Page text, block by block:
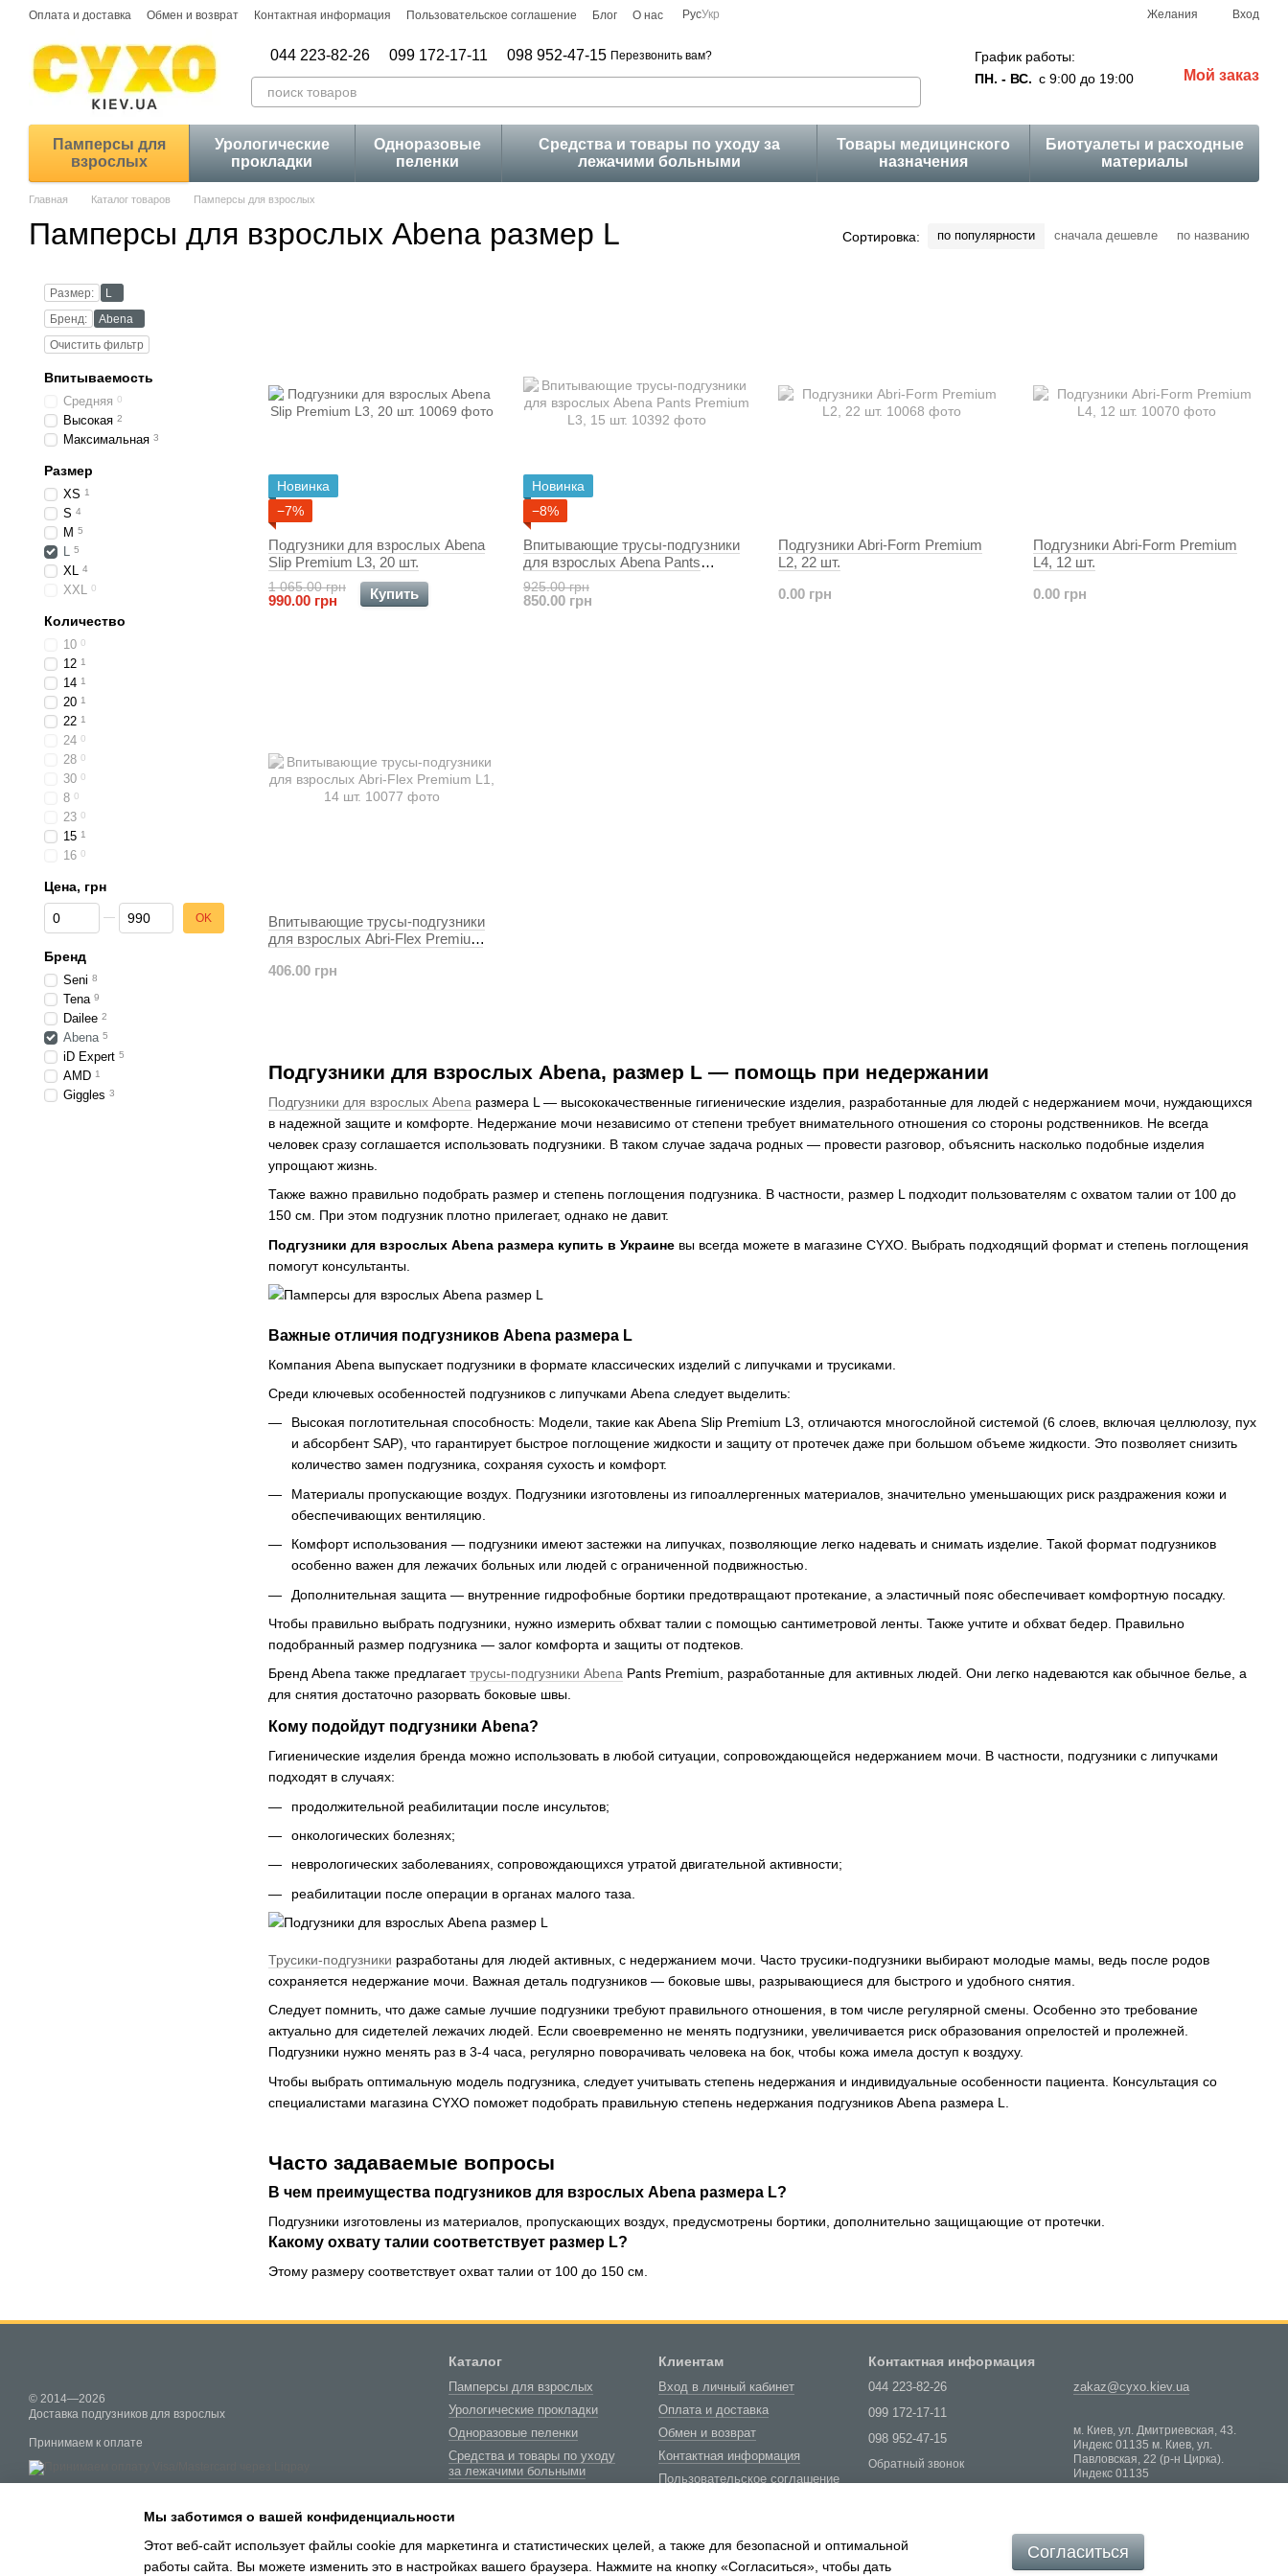
Перейти к основному контенту
Оплата и доставка Обмен и возврат Контактная информация Пользовательское соглашение Блог О нас РусУкр Желания Вход
044 223-82-26 099 172-17-11 098 952-47-15 Перезвонить вам?
График работы:
ПН. - ВС. с 9:00 до 19:00 Мой заказ
Памперсы для
взрослых
Урологические
прокладки
Одноразовые
пеленки
Средства и товары по уходу за
лежачими больными
Товары медицинского
назначения
Биотуалеты и расходные
материалы
Главная Каталог товаров Памперсы для взрослых
Памперсы для взрослых Abena размер L Сортировка: по популярности сначала дешевле по названию
Подгузники для взрослых Abena, размер L — помощь при недержании
Подгузники для взрослых Abena размера L — высококачественные гигиенические изделия, разработанные для людей с недержанием мочи, нуждающихся
в надежной защите и комфорте. Недержание мочи независимо от степени требует внимательного отношения со стороны родственников. Не всегда
человек сразу соглашается использовать подгузники. В таком случае задача родных — провести разговор, объяснить насколько подобные изделия
упрощают жизнь.
Также важно правильно подобрать размер и степень поглощения подгузника. В частности, размер L подходит пользователям с охватом талии от 100 до
150 см. При этом подгузник плотно прилегает, однако не давит.
Подгузники для взрослых Abena размера купить в Украине вы всегда можете в магазине CYXO. Выбрать подходящий формат и степень поглощения
помогут консультанты.
Важные отличия подгузников Abena размера L
Компания Abena выпускает подгузники в формате классических изделий с липучками и трусиками.
Среди ключевых особенностей подгузников с липучками Abena следует выделить:
Высокая поглотительная способность: Модели, такие как Abena Slip Premium L3, отличаются многослойной системой (6 слоев, включая целлюлозу, пух
и абсорбент SAP), что гарантирует быстрое поглощение жидкости и защиту от протечек даже при большом объеме жидкости. Это позволяет снизить
количество замен подгузника, сохраняя сухость и комфорт.
Материалы пропускающие воздух. Подгузники изготовлены из гипоаллергенных материалов, значительно уменьшающих риск раздражения кожи и
обеспечивающих вентиляцию.
Комфорт использования — подгузники имеют застежки на липучках, позволяющие легко надевать и снимать изделие. Такой формат подгузников
особенно важен для лежачих больных или людей с ограниченной подвижностью.
Дополнительная защита — внутренние гидрофобные бортики предотвращают протекание, а эластичный пояс обеспечивает комфортную посадку.
Чтобы правильно выбрать подгузники, нужно измерить обхват талии с помощью сантиметровой ленты. Также учтите и обхват бедер. Правильно
подобранный размер подгузника — залог комфорта и защиты от подтеков.
Бренд Abena также предлагаеттрусы-подгузники Abena Pants Premium, разработанные для активных людей. Они легко надеваются как обычное белье, а
для снятия достаточно разорвать боковые швы.
Кому подойдут подгузники Abena?
Гигиенические изделия бренда можно использовать в любой ситуации, сопровождающейся недержанием мочи. В частности, подгузники с липучками
подходят в случаях:
продолжительной реабилитации после инсультов;
онкологических болезнях;
неврологических заболеваниях, сопровождающихся утратой двигательной активности;
реабилитации после операции в органах малого таза.
Трусики-подгузники разработаны для людей активных, с недержанием мочи. Часто трусики-подгузники выбирают молодые мамы, ведь после родов
сохраняется недержание мочи. Важная деталь подгузников — боковые швы, разрывающиеся для быстрого и удобного снятия.
Следует помнить, что даже самые лучшие подгузники требуют правильного отношения, в том числе регулярной смены. Особенно это требование
актуально для сидетелей лежачих людей. Если своевременно не менять подгузники, увеличивается риск образования опрелостей и пролежней.
Подгузники нужно менять раз в 3-4 часа, регулярно поворачивать человека на бок, чтобы кожа имела доступ к воздуху.
Чтобы выбрать оптимальную модель подгузника, следует учитывать степень недержания и индивидуальные особенности пациента. Консультация со
специалистами магазина CYXO поможет подобрать правильную степень недержания подгузников Abena размера L.
Часто задаваемые вопросы
В чем преимущества подгузников для взрослых Abena размера L?
Подгузники изготовлены из материалов, пропускающих воздух, предусмотрены бортики, дополнительно защищающие от протечки.
Какому охвату талии соответствует размер L?
Этому размеру соответствует охват талии от 100 до 150 см.
Новинка
−7%
Подгузники для взрослых Abena
Slip Premium L3, 20 шт.
1 065.00 грн
990.00 грн Купить
Новинка
−8%
Впитывающие трусы-подгузники
для взрослых Abena Pants
Premium L3, 15 шт.
925.00 грн
850.00 грн
Подгузники Abri-Form Premium
L2, 22 шт.
0.00 грн
Подгузники Abri-Form Premium
L4, 12 шт.
0.00 грн
Впитывающие трусы-подгузники
для взрослых Abri-Flex Premium
406.00 грн
Размер:
L
Бренд:
Abena
Очистить фильтр
Впитываемость
Средняя 0
Высокая 2
Максимальная 3
Размер
XS 1
S 4
M 5
L 5
XL 4
XXL 0
Количество
10 0
12 1
14 1
20 1
22 1
24 0
28 0
30 0
8 0
23 0
15 1
16 0
Цена, грн
От Цена, грн
До Цена, грн OK
Бренд
Seni 8
Tena 9
Dailee 2
Abena 5
iD Expert 5
AMD 1
Giggles 3
© 2014—2026
Доставка подгузников для взрослых
Принимаем к оплате
Каталог
Памперсы для взрослых
Урологические прокладки
Одноразовые пеленки
Средства и товары по уходу
за лежачими больными
материалы
Клиентам
Вход в личный кабинет
Оплата и доставка
Обмен и возврат
Контактная информация
Пользовательское соглашение
Контактная информация
044 223-82-26
099 172-17-11
098 952-47-15
Обратный звонок
zakaz@cyxo.kiev.ua
м. Киев, ул. Дмитриевская, 43.
Индекс 01135 м. Киев, ул.
Павловская, 22 (р-н Цирка).
Индекс 01135
Мы заботимся о вашей конфиденциальности
Этот веб-сайт использует файлы cookie для маркетинга и статистических целей, а также для безопасной и оптимальной
работы сайта. Вы можете изменить это в настройках вашего браузера. Нажмите на кнопку «Согласиться», чтобы дать
Согласиться